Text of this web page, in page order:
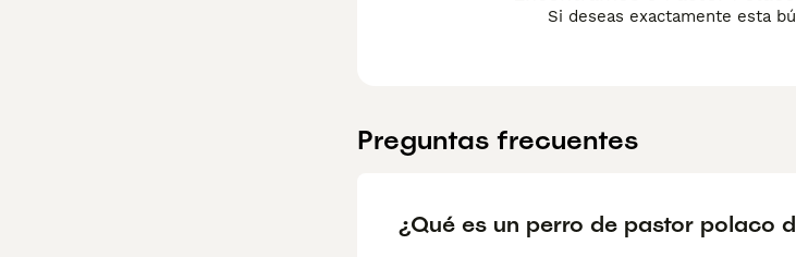
Si deseas exactamente esta
Preguntas frecuentes
¿Qué es un perro de pastor polaco